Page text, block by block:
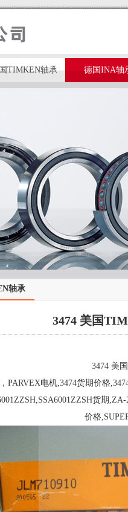
TIMKEN轴承 德国INA轴
轴承
3474 美国
3474 美
PARVEX电机,3474货期价格
货期
价格